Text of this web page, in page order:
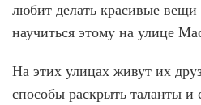
любит делать красивые
научиться этому на улице
На этих улицах живут их
способы раскрыть таланты и